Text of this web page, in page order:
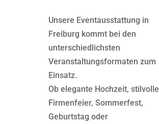
Unsere Eventausstattung in
Freiburg kommt bei den
unterschiedlichsten
Veranstaltungsformaten zum
Einsatz.
Ob elegante Hochzeit, stilvolle
Firmenfeier, Sommerfest,
Geburtstag oder